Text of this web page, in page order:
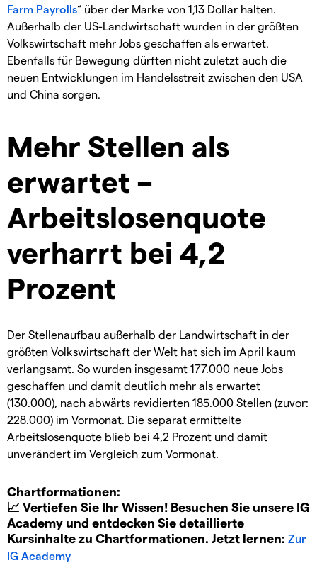
Farm Payrolls“ über der Marke von 1,13 Dollar halten.
Außerhalb der US-Landwirtschaft wurden in der größten
Volkswirtschaft mehr Jobs geschaffen als erwartet.
Ebenfalls für Bewegung dürften nicht zuletzt auch die
neuen Entwicklungen im Handelsstreit zwischen den USA
und China sorgen.
Mehr Stellen als
erwartet –
Arbeitslosenquote
verharrt bei 4,2
Prozent
Der Stellenaufbau außerhalb der Landwirtschaft in der
größten Volkswirtschaft der Welt hat sich im April kaum
verlangsamt. So wurden insgesamt 177.000 neue Jobs
geschaffen und damit deutlich mehr als erwartet
(130.000), nach abwärts revidierten 185.000 Stellen (zuvor:
228.000) im Vormonat. Die separat ermittelte
Arbeitslosenquote blieb bei 4,2 Prozent und damit
unverändert im Vergleich zum Vormonat.
Chartformationen:
📈 Vertiefen Sie Ihr Wissen! Besuchen Sie unsere IG
Academy und entdecken Sie detaillierte
Kursinhalte zu Chartformationen. Jetzt lernen: Zur
IG Academy